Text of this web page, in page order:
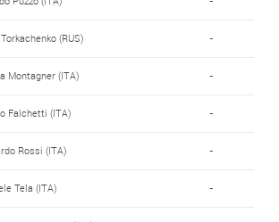
(RUS) -
Montagner (ITA) -
Falchetti (ITA) -
Rossi (ITA) -
Tela (ITA) -